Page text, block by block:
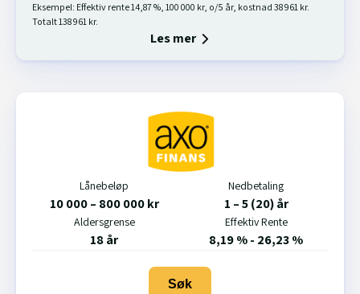
Eksempel: Effektiv rente 14,87 %, 100 000 kr, o/5 år, kostnad 38 961 kr.
Totalt 138 961 kr.
Les mer
Lånebeløp
10 000 – 800 000 kr
Nedbetaling
1 – 5 (20) år
Aldersgrense
18 år
Effektiv Rente
8,19 % - 26,23 %
Søk